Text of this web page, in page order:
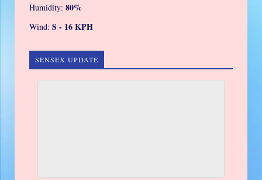
Humidity: 80%
Wind: S - 16 KPH
SENSEX UPDATE